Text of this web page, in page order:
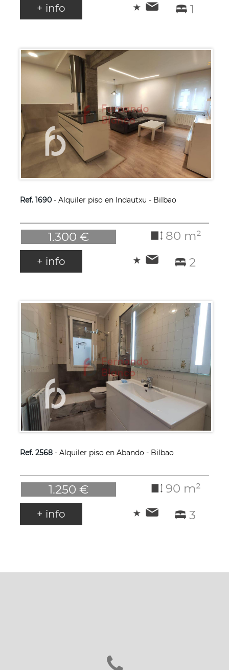
1
+ info
Ref. 1690- Alquiler piso en Indautxu - Bilbao
1.300 €
80 m²
2
+ info
Ref. 2568- Alquiler piso en Abando - Bilbao
1.250 €
90 m²
3
+ info